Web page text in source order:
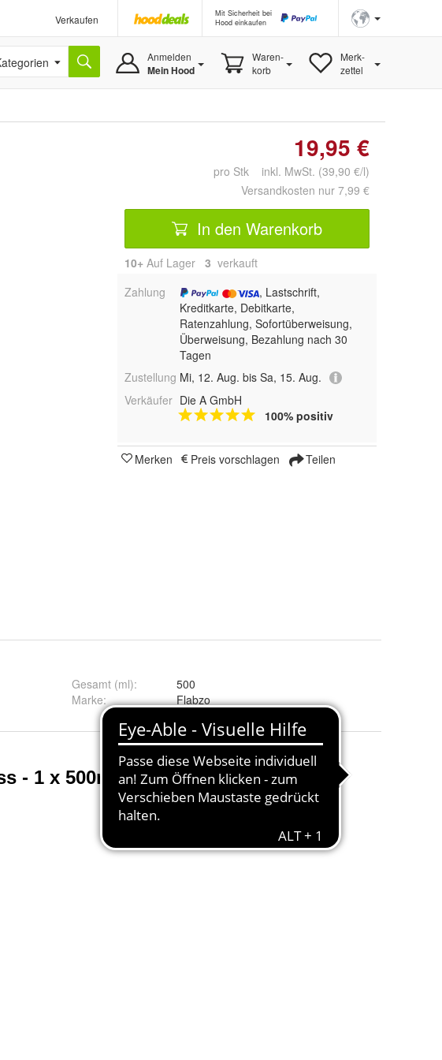
Verkaufen
Mit Sicherheit bei
Hood einkaufen
Anmelden
Mein Hood
Waren-
korb
Merk-
zettel
19,95 €
pro Stk inkl. MwSt. (39,90 €/l)
Versandkosten nur 7,99 €
In den Warenkorb
10+ Auf Lager 3 verkauft
Zahlung
, Lastschrift,
Kreditkarte, Debitkarte,
Ratenzahlung, Sofortüberweisung,
Überweisung, Bezahlung nach 30
Tagen
Zustellung Mi, 12. Aug. bis Sa, 15. Aug.
Verkäufer Die A GmbH
100% positiv
Merken Preis vorschlagen Teilen
Gesamt (ml):
500
Marke: Flabzo